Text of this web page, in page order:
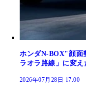
ホンダN-BOX"顔面
ラオラ路線」に変え
2026年07月28日 17:00